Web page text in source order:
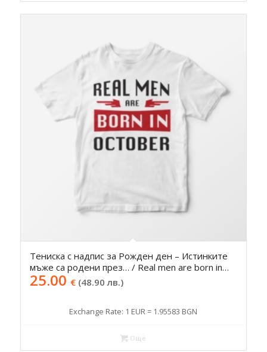
Тениска с надпис за Рожден ден – Истинките
мъже са родени през… / Real men are born in…
25.00 €(48.90 лв.)
Exchange Rate: 1 EUR = 1.95583 BGN
Още